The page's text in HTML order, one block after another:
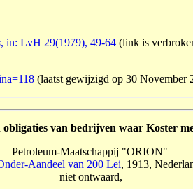
, in: LvH 29(1979), 49-64 (link is
(laatst gewijzigd op 30 November
obligaties van bedrijven waar Koster
Petroleum-Maatschappij "ORION"
Aandeel van 200 Lei, 1913,
niet ontwaard,